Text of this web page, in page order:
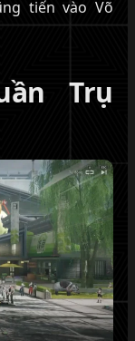
tiến vào Võ
Trụ